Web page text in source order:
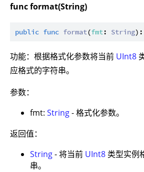
func format(String)
public func format(fmt: String):
功能：根据格式化参数将当前 UInt8
应格式的字符串。
参数：
fmt: String- 格式化参数。
返回值：
String- 将当前 UInt8 类型实例
串。